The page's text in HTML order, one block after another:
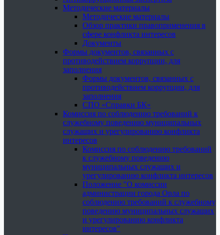
Методические материалы
Методические материалы
Обзор практики правоприменения в
сфере конфликта интересов
Документы
Формы документов, связанных с
противодействием коррупции, для
заполнения
Формы документов, связанных с
противодействием коррупции, для
заполнения
СПО «Справки БК»
Комиссия по соблюдению требований к
служебному поведению муниципальных
служащих и урегулированию конфликта
интересов
Комиссия по соблюдению требований
к служебному поведению
муниципальных служащих и
урегулированию конфликта интересов
Положение "О комиссии
администрации города Орла по
соблюдению требований к служебному
поведению муниципальных служащих
и урегулированию конфликта
интересов"